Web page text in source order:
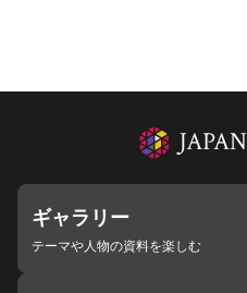
ギャラリー
テーマや人物の資料を楽しむ